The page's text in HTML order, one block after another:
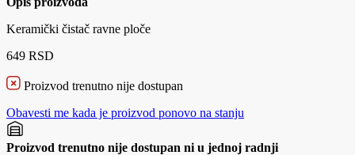
Keramički čistač ravne ploče
649 RSD
Proizvod trenutno nije dostupan
Obavesti me kada je proizvod ponovo na stanju
Proizvod trenutno nije dostupan ni u jednoj radnji